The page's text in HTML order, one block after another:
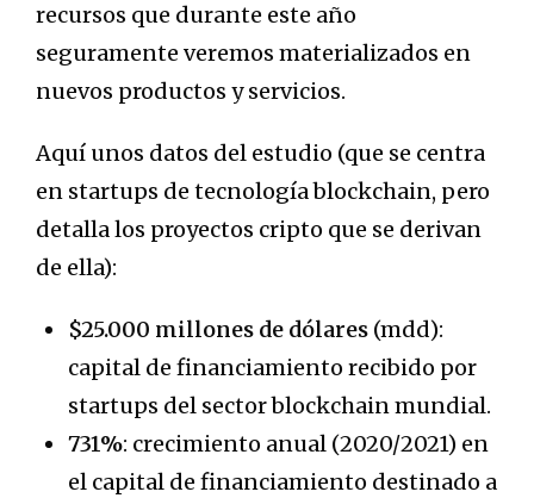
recursos que durante este año
seguramente veremos materializados en
nuevos productos y servicios.
Aquí unos datos del estudio (que se centra
en startups de tecnología blockchain, pero
detalla los proyectos cripto que se derivan
de ella):
$25.000 millones de dólares (mdd):
capital de financiamiento recibido por
startups del sector blockchain mundial.
731%: crecimiento anual (2020/2021) en
el capital de financiamiento destinado a